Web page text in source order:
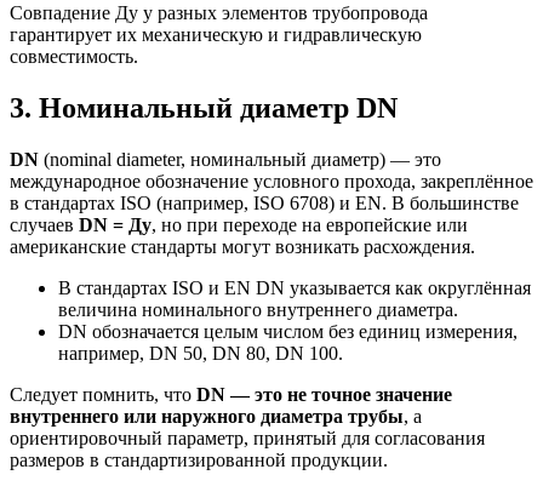
Совпадение Ду у разных элементов трубопровода
гарантирует их механическую и гидравлическую
совместимость.
3. Номинальный диаметр DN
DN (nominal diameter, номинальный диаметр) — это
международное обозначение условного прохода, закреплённое
в стандартах ISO (например, ISO 6708) и EN. В большинстве
случаев DN = Ду, но при переходе на европейские или
американские стандарты могут возникать расхождения.
В стандартах ISO и EN DN указывается как округлённая
величина номинального внутреннего диаметра.
DN обозначается целым числом без единиц измерения,
например, DN 50, DN 80, DN 100.
Следует помнить, что DN — это не точное значение
внутреннего или наружного диаметра трубы, а
ориентировочный параметр, принятый для согласования
размеров в стандартизированной продукции.